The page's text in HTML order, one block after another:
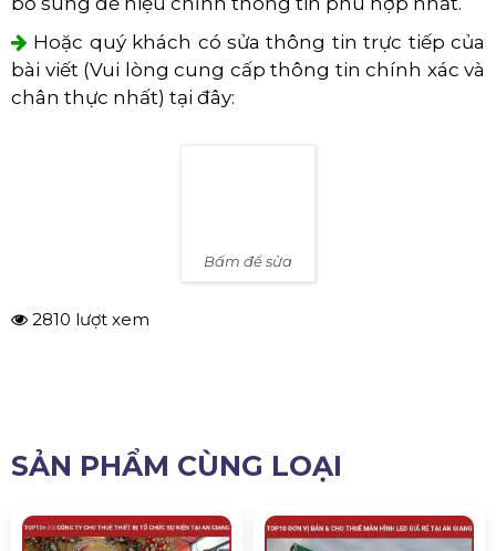
Hoặc quý khách có sửa thông tin trực tiếp của
bài viết (Vui lòng cung cấp thông tin chính xác và
chân thực nhất) tại đây:
2810 lượt xem
SẢN PHẨM CÙNG LOẠI